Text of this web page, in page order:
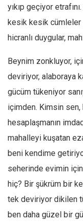
yıkıp geçiyor
kesik kesik cümleler
hicranlı duygular,
Beynim zonkluyor,
deviriyor, alaboraya
gücüm tükeniyor
içimden. Kimsin
hesaplaşmanın
mahalleyi kuşatan
beni kendime
seherinde evimin
hiç? Bir şükrüm bir
tek deviriyor dikilen
ben daha güzel bir